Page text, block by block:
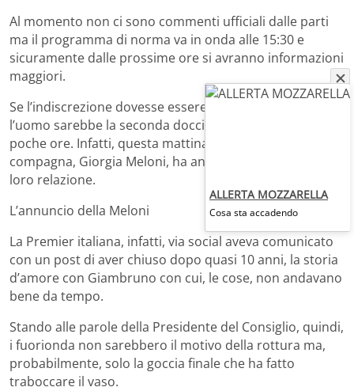
Al momento non ci sono commenti ufficiali dalle parti
ma il programma di norma va in onda alle 15:30 e
sicuramente dalle prossime ore si avranno informazioni
maggiori.
Se l’indiscrezione dovesse essere confermata, per
l’uomo sarebbe la seconda doccia gelata nel giro di
poche ore. Infatti, questa mattina, la sua ormai ex
compagna, Giorgia Meloni, ha annunciato la fine della
loro relazione.
L’annuncio della Meloni
La Premier italiana, infatti, via social aveva comunicato
con un post di aver chiuso dopo quasi 10 anni, la storia
d’amore con Giambruno con cui, le cose, non andavano
bene da tempo.
Stando alle parole della Presidente del Consiglio, quindi,
i fuorionda non sarebbero il motivo della rottura ma,
probabilmente, solo la goccia finale che ha fatto
traboccare il vaso.
ALLERTA MOZZARELLA
Cosa sta accadendo